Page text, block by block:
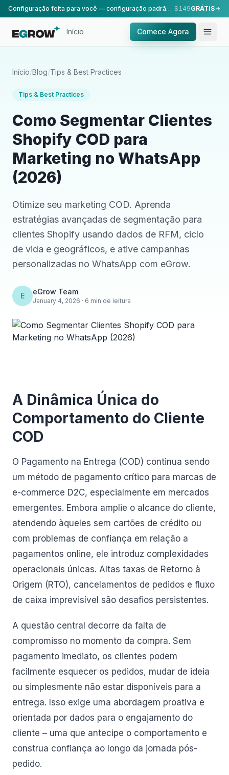
Configuração feita para você — configuração padrão, realizada pela nossa equipe. $149GRÁTIS
Início Comece Agora
Início/Blog/Tips & Best Practices
Tips & Best Practices
Como Segmentar Clientes
Shopify COD para
Marketing no WhatsApp
(2026)
Otimize seu marketing COD. Aprenda
estratégias avançadas de segmentação para
clientes Shopify usando dados de RFM, ciclo
de vida e geográficos, e ative campanhas
personalizadas no WhatsApp com eGrow.
E eGrow Team
January 4, 2026 · 6 min de leitura
A Dinâmica Única do
Comportamento do Cliente
COD
O Pagamento na Entrega (COD) continua sendo
um método de pagamento crítico para marcas de
e-commerce D2C, especialmente em mercados
emergentes. Embora amplie o alcance do cliente,
atendendo àqueles sem cartões de crédito ou
com problemas de confiança em relação a
pagamentos online, ele introduz complexidades
operacionais únicas. Altas taxas de Retorno à
Origem (RTO), cancelamentos de pedidos e fluxo
de caixa imprevisível são desafios persistentes.
A questão central decorre da falta de
compromisso no momento da compra. Sem
pagamento imediato, os clientes podem
facilmente esquecer os pedidos, mudar de ideia
ou simplesmente não estar disponíveis para a
entrega. Isso exige uma abordagem proativa e
orientada por dados para o engajamento do
cliente – uma que antecipe o comportamento e
construa confiança ao longo da jornada pós-
pedido.